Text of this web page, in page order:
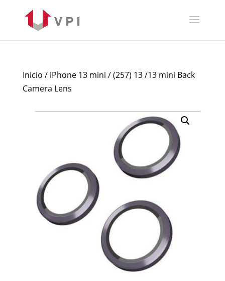
Inicio / iPhone 13 mini / (257) 13 /13 mini Back
Camera Lens